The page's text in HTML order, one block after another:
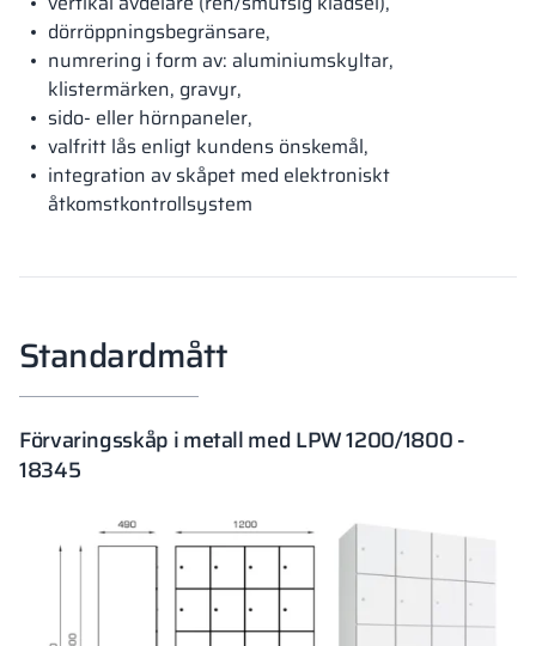
dörröppningsbegränsare,
numrering i form av: aluminiumskyltar,
klistermärken, gravyr,
sido- eller hörnpaneler,
valfritt lås enligt kundens önskemål,
integration av skåpet med elektroniskt
åtkomstkontrollsystem
Standardmått
Förvaringsskåp i metall med LPW 1200/1800 -
18345